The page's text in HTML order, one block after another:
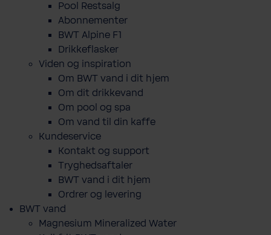
Pool Restsalg
Abonnementer
BWT Alpine F1
Drikkeflasker
Viden og inspiration
Om BWT vand i dit hjem
Om dit drikkevand
Om pool og spa
Om vand til din kaffe
Kundeservice
Kontakt og support
Tryghedsaftaler
BWT vand i dit hjem
Ordrer og levering
BWT vand
Magnesium Mineralized Water